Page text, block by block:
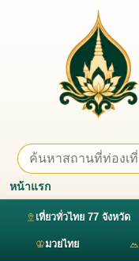
หน้าแรก
เที่ยวทั่วไทย 77 จังหวัด
มวยไทย